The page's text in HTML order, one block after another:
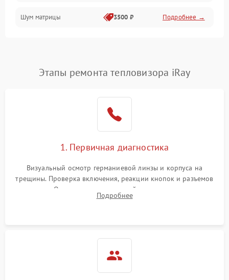
Проблемы питания
Сбои коммуникаций и интерфейсов
Экран (дисплей)
Шум матрицы 3500 ₽ Подробнее →
Этапы ремонта тепловизора iRay
1. Первичная диагностика
Визуальный осмотр германиевой линзы и корпуса на
трещины. Проверка включения, реакции кнопок и разъемов
зарядки. Оценка вывода тепловой сигнатуры на экран,
проверка базовых функций и считывание системных
Подробнее